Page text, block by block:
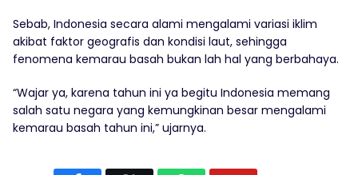
Sebab, Indonesia secara alami mengalami variasi iklim
akibat faktor geografis dan kondisi laut, sehingga
fenomena kemarau basah bukan lah hal yang berbahaya.
“Wajar ya, karena tahun ini ya begitu Indonesia memang
salah satu negara yang kemungkinan besar mengalami
kemarau basah tahun ini,” ujarnya.